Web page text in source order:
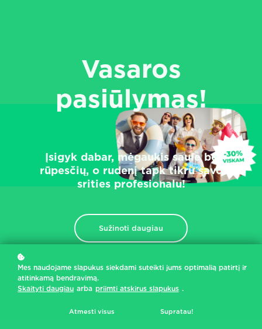
Vasaros
pasiūlymas!
Įsigyk dabar, mėgaukis saule be
rūpesčių, o rudenį tapk tikru savo
srities profesionalu!
Sužinoti daugiau
Mes naudojame slapukus siekdami suteikti jums optimalią patirtį ir
atitinkamą bendravimą.
Skaityti daugiau arba priimti atskirus slapukus .
Atmesti visus Supratau!